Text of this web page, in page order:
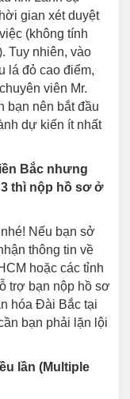
gian xét duyệt
(không tính
Tuy nhiên, vào
lá đỏ cao điểm,
viên Mr.
bạn nên bắt đầu
dự kiến ít nhất
Bắc nhưng
thì nộp hồ sơ ở
Nếu bạn sở
thông tin về
hoặc các tỉnh
trợ bạn nộp hồ sơ
hóa Đài Bắc tại
bạn phải lặn lội
lần (Multiple